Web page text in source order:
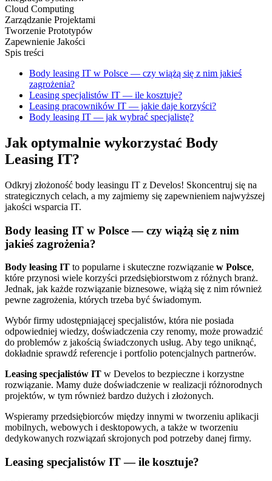
Cloud Computing
Zarządzanie Projektami
Tworzenie Prototypów
Zapewnienie Jakości
Spis treści
Body leasing IT w Polsce — czy wiążą się z nim jakieś
zagrożenia?
Leasing specjalistów IT — ile kosztuje?
Leasing pracowników IT — jakie daje korzyści?
Body leasing IT — jak wybrać specjalistę?
Jak optymalnie wykorzystać Body
Leasing IT?
Odkryj złożoność body leasingu IT z Develos! Skoncentruj się na
strategicznych celach, a my zajmiemy się zapewnieniem najwyższej
jakości wsparcia IT.
Body leasing IT w Polsce — czy wiążą się z nim
jakieś zagrożenia?
Body leasing IT to popularne i skuteczne rozwiązanie w Polsce,
które przynosi wiele korzyści przedsiębiorstwom z różnych branż.
Jednak, jak każde rozwiązanie biznesowe, wiążą się z nim również
pewne zagrożenia, których trzeba być świadomym.
Wybór firmy udostępniającej specjalistów, która nie posiada
odpowiedniej wiedzy, doświadczenia czy renomy, może prowadzić
do problemów z jakością świadczonych usług. Aby tego uniknąć,
dokładnie sprawdź referencje i portfolio potencjalnych partnerów.
Leasing specjalistów IT w Develos to bezpieczne i korzystne
rozwiązanie. Mamy duże doświadczenie w realizacji różnorodnych
projektów, w tym również bardzo dużych i złożonych.
Wspieramy przedsiębiorców między innymi w tworzeniu aplikacji
mobilnych, webowych i desktopowych, a także w tworzeniu
dedykowanych rozwiązań skrojonych pod potrzeby danej firmy.
Leasing specjalistów IT — ile kosztuje?